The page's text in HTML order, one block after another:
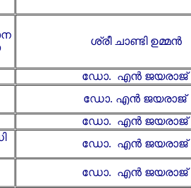
ശ്രീ ചാണ്ടി ഉമ്മൻ
ഡോ. എൻ ജയരാജ്
ഡോ. എൻ ജയരാജ്
ഡോ. എൻ ജയരാജ്
ഡോ. എൻ ജയരാജ്
ഡോ. എൻ ജയരാജ്